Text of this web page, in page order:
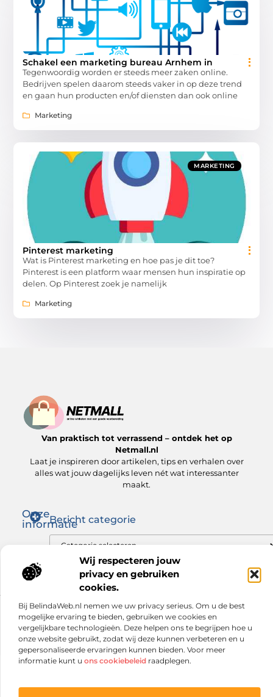
Wij respecteren jouw
privacy en gebruiken
cookies.
Bij BelindaWeb.nl nemen we uw privacy serieus. Om u de best
mogelijke ervaring te bieden, gebruiken we cookies en
vergelijkbare technologieën. Deze helpen ons te begrijpen hoe u
onze website gebruikt, zodat wij deze kunnen verbeteren en u
gepersonaliseerde ervaringen kunnen bieden. Voor meer
informatie kunt u ons cookiebeleid raadplegen.
Schakel een marketing bureau Arnhem in
Tegenwoordig worden er steeds meer zaken online.
Bedrijven spelen daarom steeds vaker in op deze trend
en gaan hun producten en/of diensten dan ook online
Marketing
MARKETING
Pinterest marketing
Wat is Pinterest marketing en hoe pas je dit toe?
Pinterest is een platform waar mensen hun inspiratie op
delen. Op Pinterest zoek je namelijk
Marketing
Van praktisch tot verrassend – ontdek het op
Netmall.nl
Laat je inspireren door artikelen, tips en verhalen over
alles wat jouw dagelijks leven nét wat interessanter
maakt.
Onze
informatieBericht categorie
Website index
Cookiebeleid (EU)
@2025 www.netmall.nl. All Right Reserved.